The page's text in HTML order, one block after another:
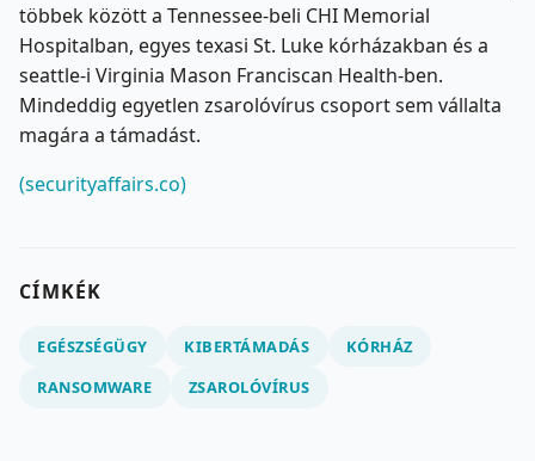
többek között a Tennessee-beli CHI Memorial
Hospitalban, egyes texasi St. Luke kórházakban és a
seattle-i Virginia Mason Franciscan Health-ben.
Mindeddig egyetlen zsarolóvírus csoport sem vállalta
magára a támadást.
(securityaffairs.co)
CÍMKÉK
EGÉSZSÉGÜGY KIBERTÁMADÁS
KÓRHÁZ
RANSOMWARE
ZSAROLÓVÍRUS